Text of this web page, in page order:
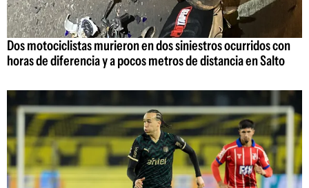
Dos motociclistas murieron en dos siniestros ocurridos con
horas de diferencia y a pocos metros de distancia en Salto